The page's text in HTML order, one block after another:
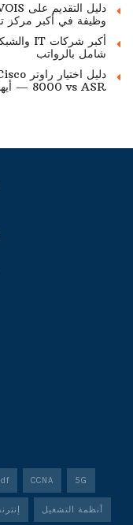
وظيفة في أكبر مركز
شامل بالرواتب
8000 vs ASR — أيها يناسبك؟
5G
CCNA
أنظمة التشغيل